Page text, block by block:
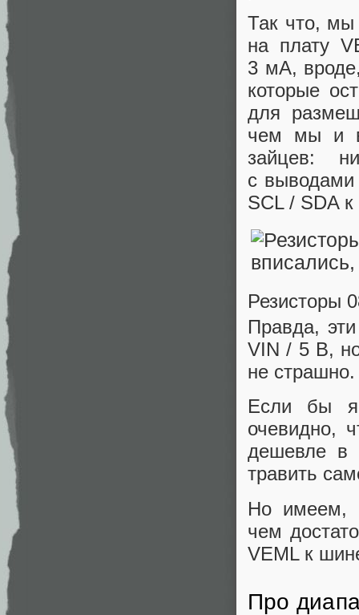
Так что, мы
на плату
3 мА,
которые
для
чем мы и
зайцев:
с
SCL / SDA
Резисторы
Правда,
VIN / 5 В,
не страшно.
Если бы
очевидно,
дешевле в
травить
Но имеем,
чем
VEML к
Про